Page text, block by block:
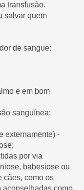
transfusão.
salvar quem
de sangue:
e em bom
sanguínea;
externamente) -
por via
babesiose ou
cães, como os
aconselhadas como